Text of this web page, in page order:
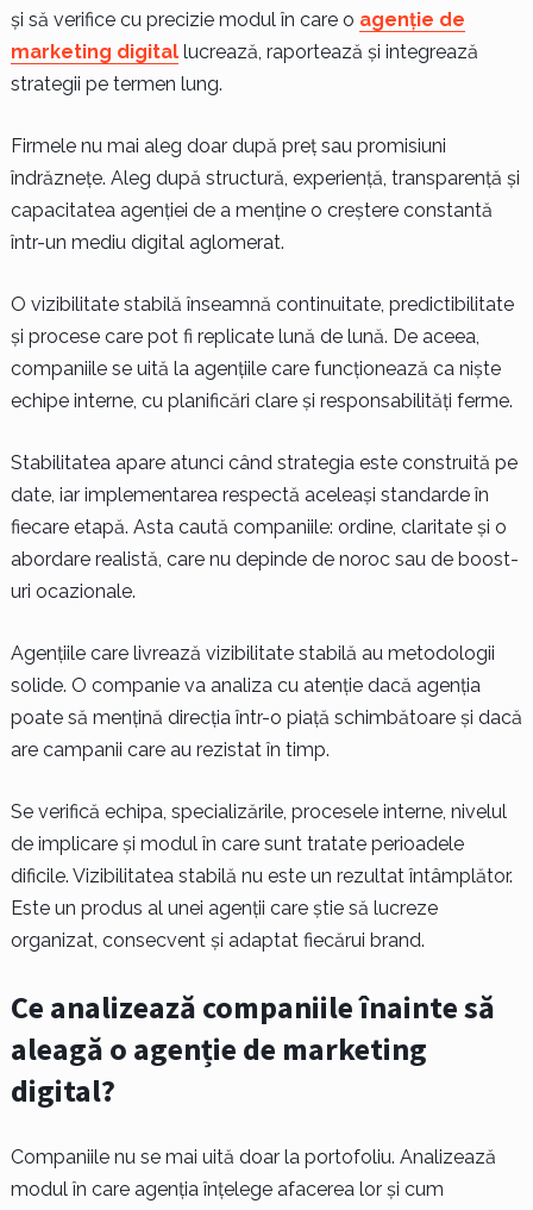
și să verifice cu precizie modul în care o agenție de
marketing digitallucrează, raportează și integrează
strategii pe termen lung.
Firmele nu mai aleg doar după preț sau promisiuni
îndrăznețe. Aleg după structură, experiență, transparență și
capacitatea agenției de a menține o creștere constantă
într-un mediu digital aglomerat.
O vizibilitate stabilă înseamnă continuitate, predictibilitate
și procese care pot fi replicate lună de lună. De aceea,
companiile se uită la agențiile care funcționează ca niște
echipe interne, cu planificări clare și responsabilități ferme.
Stabilitatea apare atunci când strategia este construită pe
date, iar implementarea respectă aceleași standarde în
fiecare etapă. Asta caută companiile: ordine, claritate și o
abordare realistă, care nu depinde de noroc sau de boost-
uri ocazionale.
Agențiile care livrează vizibilitate stabilă au metodologii
solide. O companie va analiza cu atenție dacă agenția
poate să mențină direcția într-o piață schimbătoare și dacă
are campanii care au rezistat în timp.
Se verifică echipa, specializările, procesele interne, nivelul
de implicare și modul în care sunt tratate perioadele
dificile. Vizibilitatea stabilă nu este un rezultat întâmplător.
Este un produs al unei agenții care știe să lucreze
organizat, consecvent și adaptat fiecărui brand.
Ce analizează companiile înainte să
aleagă o agenție de marketing
digital?
Companiile nu se mai uită doar la portofoliu. Analizează
modul în care agenția înțelege afacerea lor și cum